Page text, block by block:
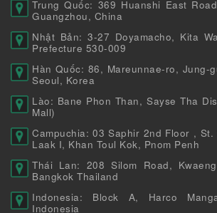
Trung Quốc: 369 Huanshi East
Guangzhou, China
Nhật Bản: 3-27 Doyamacho, Kita
Prefecture 530-009
Hàn Quốc: 86, Mareunnae-ro, Jung-
Seoul, Korea
Lào: Bane Phon Than, Sayse Tha
Mall)
Campuchia: 03 Saphir 2nd Floor ,
Laak I, Khan Toul Kok, Pnom Penh
Thái Lan: 208 Silom Road,
Bangkok Thailand
Indonesia: Block A, Harco
Indonesia